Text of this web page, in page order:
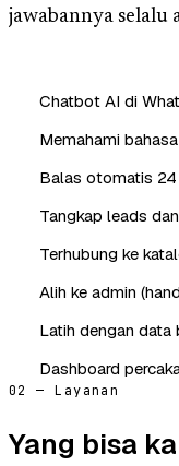
jawabannya selalu
Chatbot AI di
Memahami
Balas otomatis 24
Tangkap leads
Terhubung ke
Alih ke admin
Latih dengan data
Dashboard
02 — Layanan
Yang bisa